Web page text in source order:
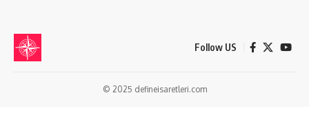
Follow US
© 2025 defineisaretleri.com